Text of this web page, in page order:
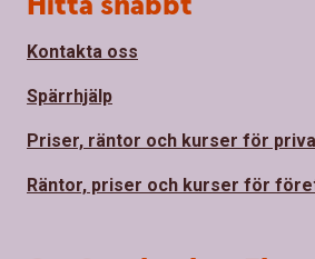
Kontakta oss
Spärrhjälp
Priser, räntor och kurser för
Räntor, priser och kurser för